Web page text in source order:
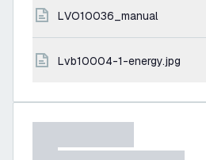
LVO10036_manual
lvb10004-1-energy.jpg